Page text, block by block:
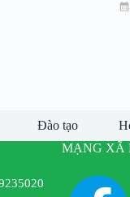
Đào tạo
MẠNG XÃ